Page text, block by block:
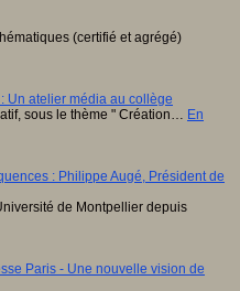
(certifié et agrégé)
Un atelier média au collège
sous le thème " Création… En
: Philippe Augé, Président de
de Montpellier depuis
Paris - Une nouvelle vision de